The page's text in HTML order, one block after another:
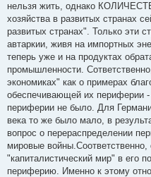
и
е
нельзя жить, однако
хозяйства в развитых странах
развитых странах". Только эти
автаркии, живя на импортных
теперь уже и на продуктах
промышленности.
экономиках" как о примерах
обеспечивающей их периферии
периферии не было. Для
века то же было мало, в
вопрос о перераспределении
мировые
"капиталистический мир" в его
периферию. Именно к этому